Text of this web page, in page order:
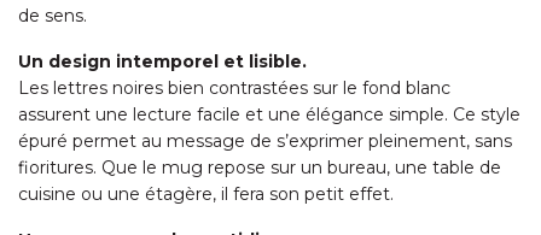
de sens.
Un design intemporel et lisible.
Les lettres noires bien contrastées sur le fond blanc
assurent une lecture facile et une élégance simple. Ce style
épuré permet au message de s’exprimer pleinement, sans
fioritures. Que le mug repose sur un bureau, une table de
cuisine ou une étagère, il fera son petit effet.